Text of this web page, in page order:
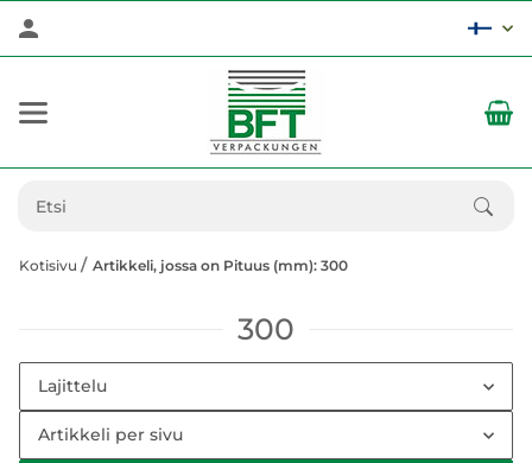
Kotisivu Artikkeli, jossa on Pituus (mm): 300
300
Lajittelu
Artikkeli per sivu